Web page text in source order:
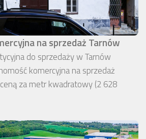
na sprzedaż Tarnów
do sprzedaży w Tarnów
komercyjna na sprzedaż
za metr kwadratowy (2 628